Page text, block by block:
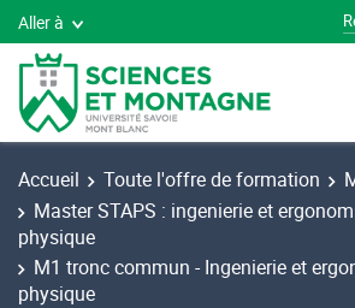
Aller à
Accueil Toute l'offre de formation
Master STAPS : ingenierie et
physique
M1 tronc commun - Ingenierie et
physique